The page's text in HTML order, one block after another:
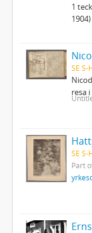
1
1904)
SE S-
resa
SE S-
Part